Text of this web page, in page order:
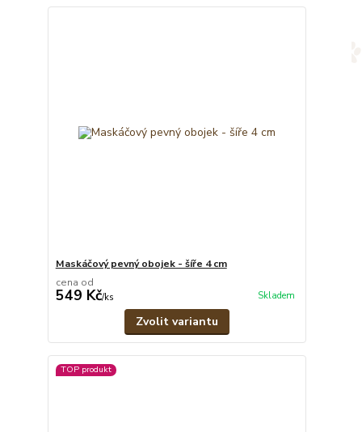
Maskáčový pevný obojek - šíře 4 cm
cena od
549 Kč/ks Skladem
Zvolit variantu
TOP produkt